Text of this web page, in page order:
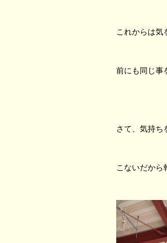
これからは気
前にも同じ事
さて、気持ち
こないだから